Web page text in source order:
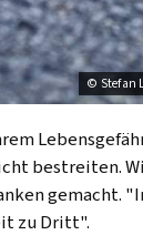
© Stefan
bestreiten.
gemacht.
zu Dritt".